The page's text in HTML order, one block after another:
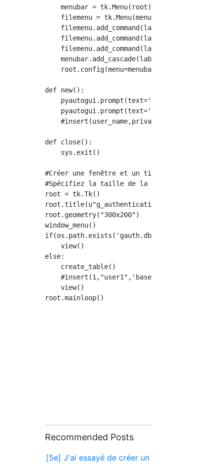
    menubar = tk.Menu(root)
    filemenu = tk.Menu(menubar)
filemenu.add_command(label="s'inscrire",
filemenu.add_command(label="Supprimer
filemenu.add_command(label="Fermer",
menubar.add_cascade(label="Fichier",
    root.config(menu=menubar)
def new():
pyautogui.prompt(text='user_name',
pyautogui.prompt(text='private_key',
    #insert(user_name,private_key)
def close():
    sys.exit()
#Créer une fenêtre et un titre avec tkinter
#Spécifiez la taille de la fenêtre
root = tk.Tk()
root.title(u"g_authentication_tool")
root.geometry("300x200")
window_menu()
if(os.path.exists('gauth.db')):
    view()
else:
    create_table()
    #insert(1,"user1",'base32secret3232')
    view()
Recommended Posts
[5e] J'ai essayé de créer un